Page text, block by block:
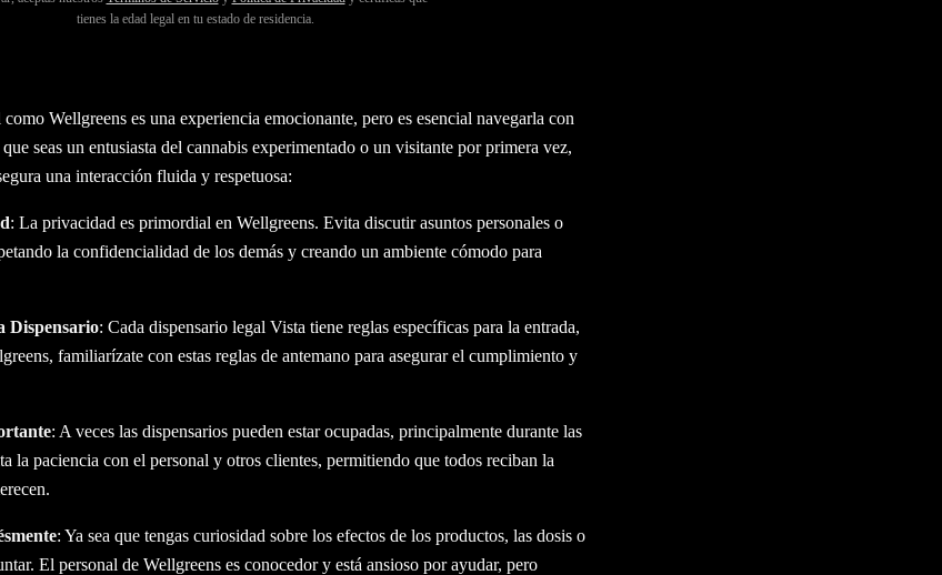
tienes la edad legal en tu estado de residencia.
Wellgreens es una experiencia emocionante, pero es esencial navegarla con
seas un entusiasta del cannabis experimentado o un visitante por primera vez,
una interacción fluida y respetuosa:
: La privacidad es primordial en Wellgreens. Evita discutir asuntos personales o
la confidencialidad de los demás y creando un ambiente cómodo para
Dispensario: Cada dispensario legal Vista tiene reglas específicas para la entrada,
familiarízate con estas reglas de antemano para asegurar el cumplimiento y
: A veces las dispensarios pueden estar ocupadas, principalmente durante las
la paciencia con el personal y otros clientes, permitiendo que todos reciban la
: Ya sea que tengas curiosidad sobre los efectos de los productos, las dosis o
El personal de Wellgreens es conocedor y está ansioso por ayudar, pero